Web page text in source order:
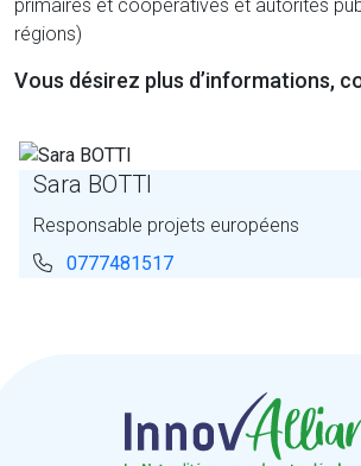
primaires et coopératives et autorités
régions)
Vous désirez plus d’informations,
Sara BOTTI
Responsable projets européens
0777481517